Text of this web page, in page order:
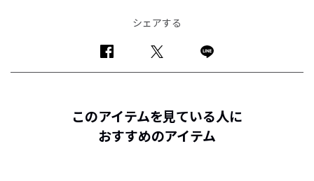
シェアする
このアイテムを見ている人に
おすすめのアイテム